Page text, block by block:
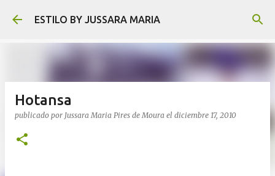
Ir al contenido principal
ESTILO BY JUSSARA MARIA
Hotansa
publicado por Jussara Maria Pires de Moura el diciembre 17, 2010